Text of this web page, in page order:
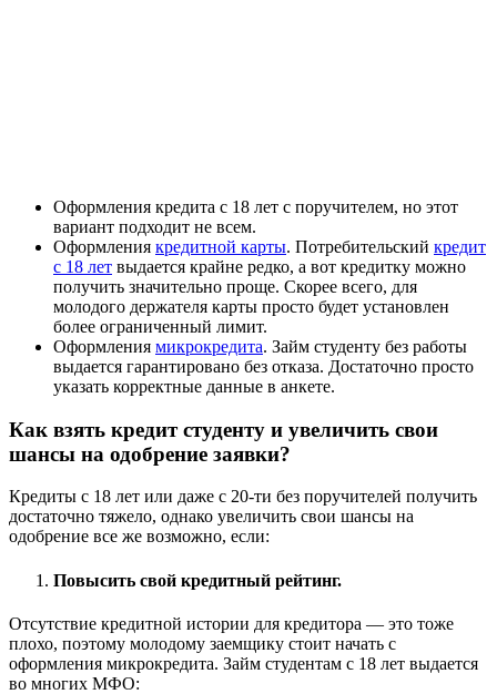
Оформления кредита с 18 лет с поручителем, но этот
вариант подходит не всем.
Оформления кредитной карты. Потребительский кредит
с 18 лет выдается крайне редко, а вот кредитку можно
получить значительно проще. Скорее всего, для
молодого держателя карты просто будет установлен
более ограниченный лимит.
Оформления микрокредита. Займ студенту без работы
выдается гарантировано без отказа. Достаточно просто
указать корректные данные в анкете.
Как взять кредит студенту и увеличить свои
шансы на одобрение заявки?
Кредиты с 18 лет или даже с 20-ти без поручителей получить
достаточно тяжело, однако увеличить свои шансы на
одобрение все же возможно, если:
Повысить свой кредитный рейтинг.
Отсутствие кредитной истории для кредитора — это тоже
плохо, поэтому молодому заемщику стоит начать с
оформления микрокредита. Займ студентам с 18 лет выдается
во многих МФО: